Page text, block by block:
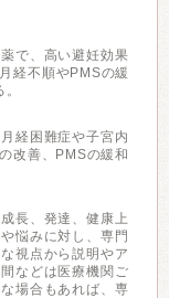
で、高い避妊効果
経不順やPMSの緩
経困難症や子宮内
改善、PMSの緩和
長、発達、健康上
悩みに対し、専門
視点から説明やア
などは医療機関ご
場合もあれば、専